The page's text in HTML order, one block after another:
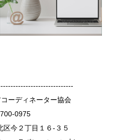
ーディネーター協会
0975
区今２丁目１６-３５